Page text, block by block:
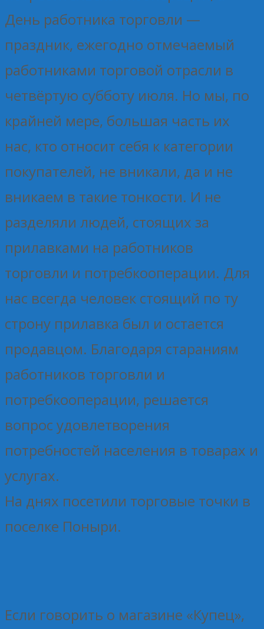
День работника торговли —
праздник, ежегодно отмечаемый
работниками торговой отрасли в
четвёртую субботу июля. Но мы, по
крайней мере, большая часть их
нас, кто относит себя к категории
покупателей, не вникали, да и не
вникаем в такие тонкости. И не
разделяли людей, стоящих за
прилавками на работников
торговли и потребкооперации. Для
нас всегда человек стоящий по ту
строну прилавка был и остается
продавцом. Благодаря стараниям
работников торговли и
потребкооперации, решается
вопрос удовлетворения
потребностей населения в товарах и
услугах.
На днях посетили торговые точки в
поселке Поныри.
Если говорить о магазине «Купец»,